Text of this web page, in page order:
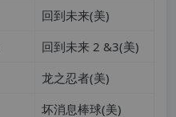
回到未来(美)
回到未来 2 &3(美)
龙之忍者(美)
坏消息棒球(美)